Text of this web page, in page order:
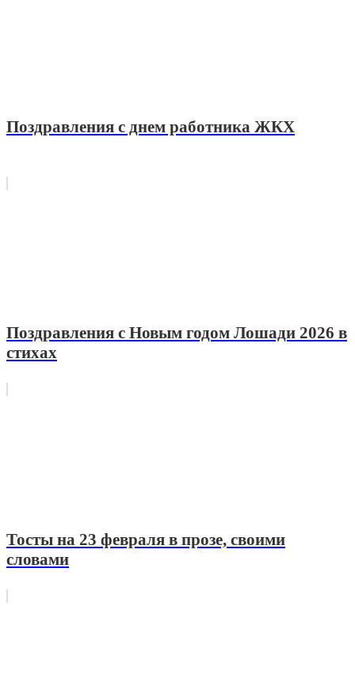
Поздравления с днем работника ЖКХ
Поздравления с Новым годом Лошади 2026 в
стихах
Тосты на 23 февраля в прозе, своими
словами